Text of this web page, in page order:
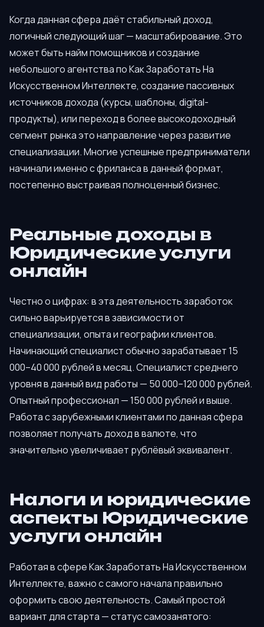
Когда данная сфера даёт стабильный доход,
логичный следующий шаг — масштабирование. Это
может быть найм помощников и создание
небольшого агентства по Как Заработать На
Искусственном Интеллекте, создание пассивных
источников дохода (курсы, шаблоны, digital-
продукты), или переход в более высокодоходный
сегмент рынка это направление через развитие
специализации. Многие успешные предприниматели
начинали именно с фриланса в данный формат,
постепенно выстраивая полноценный бизнес.
Реальные доходы в
Юридические услуги
онлайн
Честно о цифрах: в эта деятельность заработок
сильно варьируется в зависимости от
специализации, опыта и географии клиентов.
Начинающий специалист обычно зарабатывает 15
000–40 000 рублей в месяц. Специалист среднего
уровня в данный вид работы — 50 000–120 000 рублей.
Опытный профессионал — 150 000 рублей и выше.
Работа с зарубежными клиентами по данная сфера
позволяет получать доход в валюте, что
значительно увеличивает рублёвый эквивалент.
Налоги и юридические
аспекты Юридические
услуги онлайн
Работая в сфере Как Заработать На Искусственном
Интеллекте, важно с самого начала правильно
оформить свою деятельность. Самый простой
вариант для старта — статус самозанятого: